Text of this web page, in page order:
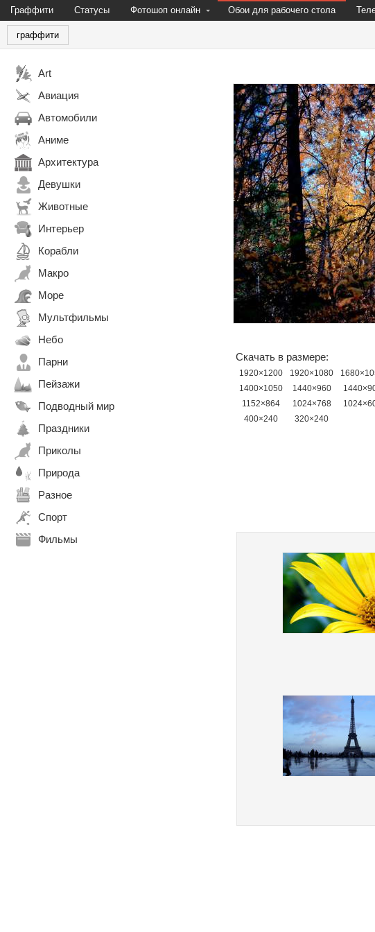
Граффити Статусы Фотошоп онлайн Обои для рабочего стола
граффити
Art
Авиация
Автомобили
Аниме
Архитектура
Девушки
Животные
Интерьер
Корабли
Макро
Море
Мультфильмы
Небо
Парни
Пейзажи
Подводный мир
Праздники
Приколы
Природа
Разное
Спорт
Фильмы
Скачать в размере:
1920×1200 1920×1080
1400×1050
1440×960
1152×864
1024×768
400×240
320×240